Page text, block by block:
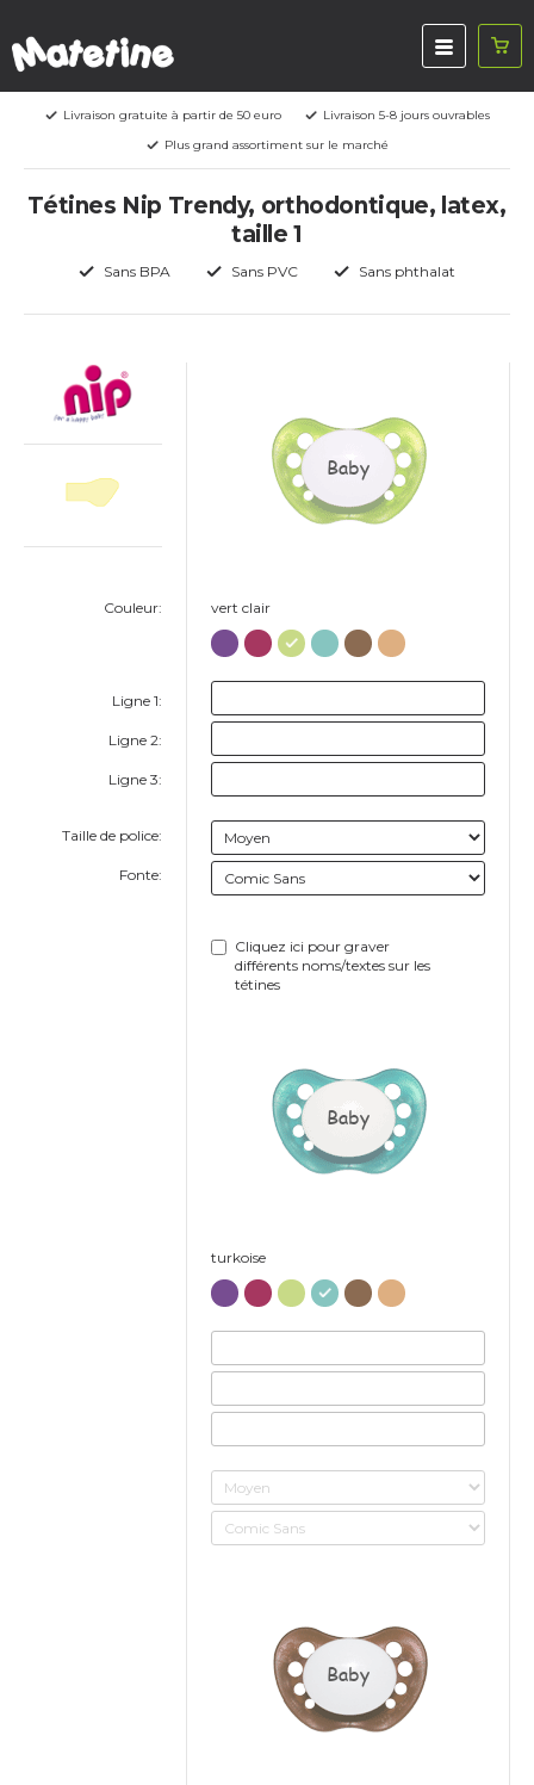
Livraison gratuite à partir de 50 euro
Livraison 5-8 jours ouvrables
Plus grand assortiment sur le marché
Tétines Nip Trendy, orthodontique, latex,
taille 1
Sans BPA Sans PVC Sans phthalat
Couleur:
Ligne 1:
Ligne 2:
Ligne 3:
Taille de police:
Fonte:
Baby
vert clair
Cliquez ici pour graver
différents noms/textes sur les
tétines
Baby
turkoise
Baby